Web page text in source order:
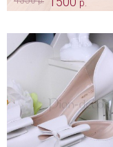
р.
Арт: obv_0016